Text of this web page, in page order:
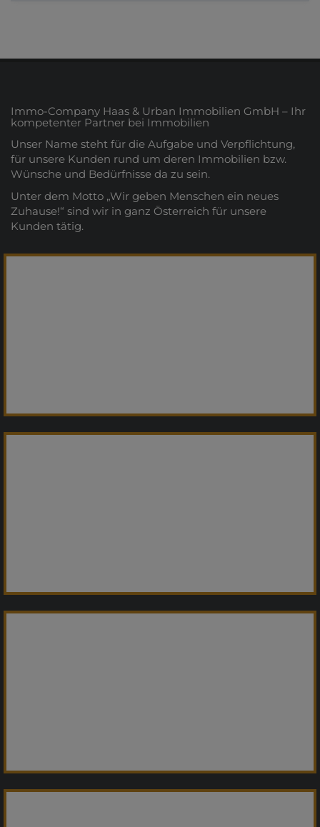
Immo-Company Haas & Urban Immobilien GmbH – Ihr
kompetenter Partner bei Immobilien
Unser Name steht für die Aufgabe und Verpflichtung,
für unsere Kunden rund um deren Immobilien bzw.
Wünsche und Bedürfnisse da zu sein.
Unter dem Motto „Wir geben Menschen ein neues
Zuhause!“ sind wir in ganz Österreich für unsere
Kunden tätig.